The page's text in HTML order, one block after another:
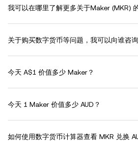
我可以在哪里了解更多关于Maker (MKR)
关于购买数字货币等问题，我可以向谁咨
今天 A$1 价值多少 Maker？
今天 1 Maker 价值多少 AUD？
如何使用数字货币计算器查看 MKR 兑换